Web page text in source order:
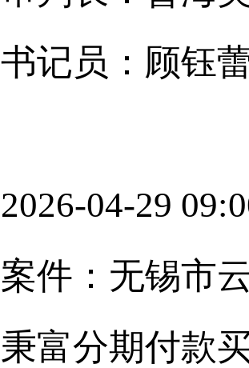
书记员：顾钰
2026-04-29
案件：无锡市
秉富分期付款